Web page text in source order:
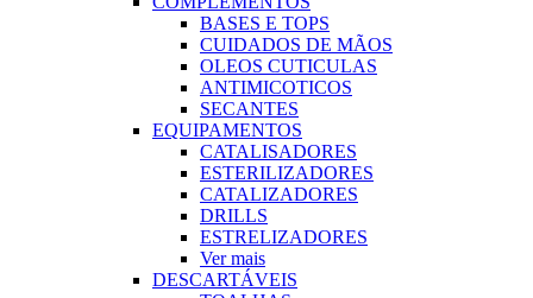
BASES E TOPS
CUIDADOS DE MÃOS
OLEOS CUTICULAS
ANTIMICOTICOS
SECANTES
EQUIPAMENTOS
CATALISADORES
ESTERILIZADORES
CATALIZADORES
DRILLS
ESTRELIZADORES
Ver mais
DESCARTÁVEIS